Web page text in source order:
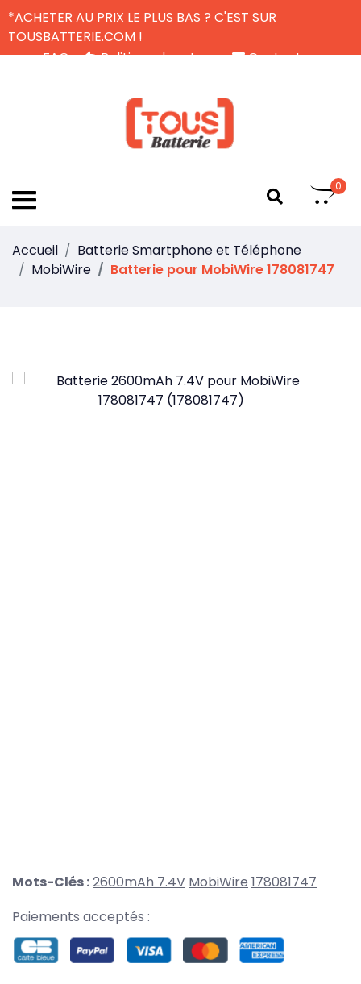
*ACHETER AU PRIX LE PLUS BAS ? C'EST SUR
TOUSBATTERIE.COM !
FAQ
Politique de retour
Contactez-nous
0
Accueil
Batterie Smartphone et Téléphone
MobiWire
Batterie pour MobiWire 178081747
Mots-Clés :2600mAh 7.4V MobiWire 178081747
Paiements acceptés :